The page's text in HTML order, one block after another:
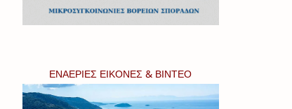
ΕΝΑΕΡΙΕΣ ΕΙΚΟΝΕΣ & ΒΙΝΤΕΟ